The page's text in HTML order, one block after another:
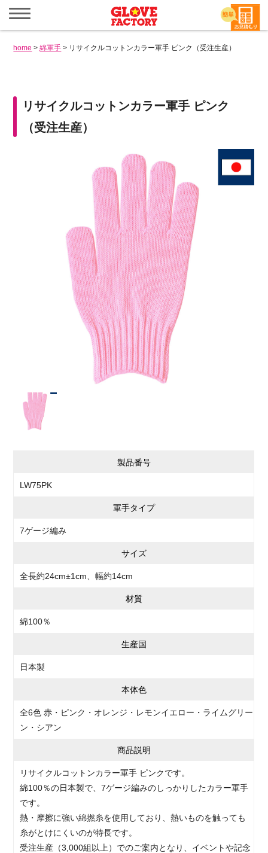
メ
ニ
ュ
を
home >綿軍手 > リサイクルコットンカラー軍手 ピンク（受注生産）
リサイクルコットンカラー軍手 ピンク
（受注生産）
製品番号
LW75PK
軍手タイプ
7ゲージ編み
サイズ
全長約24cm±1cm、幅約14cm
材質
綿100％
生産国
日本製
本体色
全6色 赤・ピンク・オレンジ・レモンイエロー・ライムグリー
ン・シアン
商品説明
リサイクルコットンカラー軍手 ピンクです。
綿100％の日本製で、7ゲージ編みのしっかりしたカラー軍手
です。
熱・摩擦に強い綿撚糸を使用しており、熱いものを触っても
糸がとけにくいのが特長です。
受注生産（3,000組以上）でのご案内となり、イベントや記念